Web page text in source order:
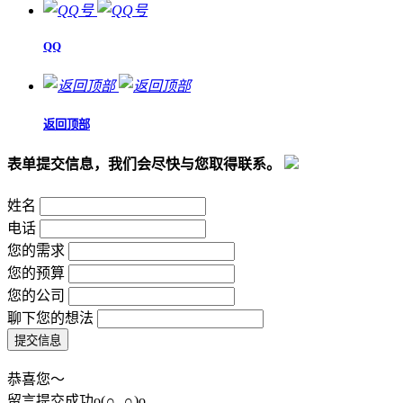
QQ
返回顶部
表单提交信息，我们会尽快与您取得联系。
姓名
电话
您的需求
您的预算
您的公司
聊下您的想法
恭喜您～